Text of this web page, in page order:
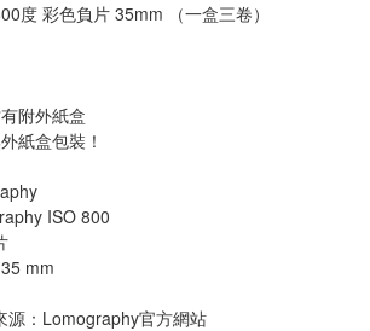
度 彩色負片 35mm （一盒三卷）
附外紙盒
紙盒包裝！
ISO 800
mm
源：Lomography官方網站